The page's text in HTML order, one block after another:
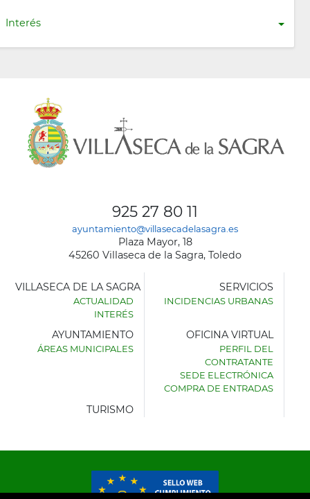
Interés
925 27 80 11
ayuntamiento@villasecadelasagra.es
Plaza Mayor, 18
45260 Villaseca de la Sagra, Toledo
AYUNTAMIENTO
VILLASECA DE LA SAGRA
ACTUALIDAD
INTERÉS
SERVICIOS
INCIDENCIAS URBANAS
AYUNTAMIENTO
ÁREAS MUNICIPALES
OFICINA VIRTUAL
PERFIL DEL
CONTRATANTE
SEDE ELECTRÓNICA
COMPRA DE ENTRADAS
TURISMO